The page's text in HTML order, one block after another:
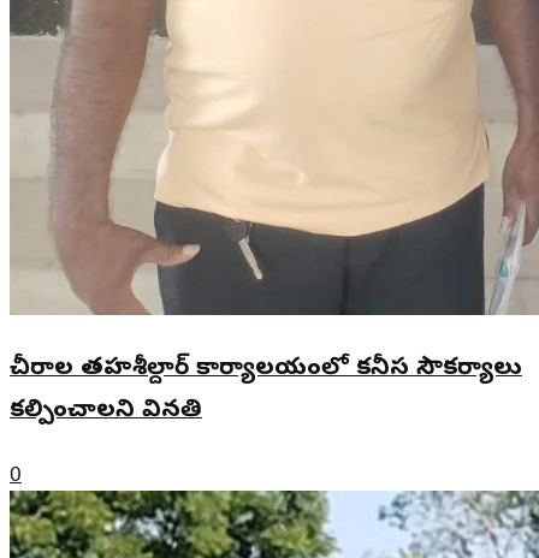
చీరాల తహశీల్దార్ కార్యాలయంలో కనీస సౌకర్యాలు
కల్పించాలని వినతి
0